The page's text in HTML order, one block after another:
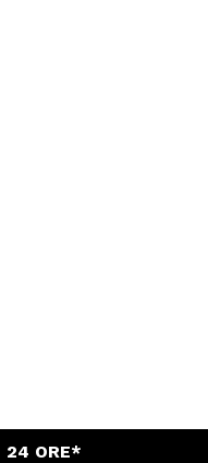
24 ORE*